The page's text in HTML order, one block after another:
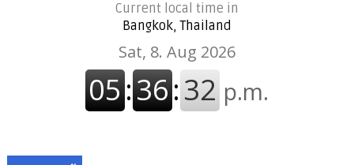
Current local time in
Bangkok, Thailand